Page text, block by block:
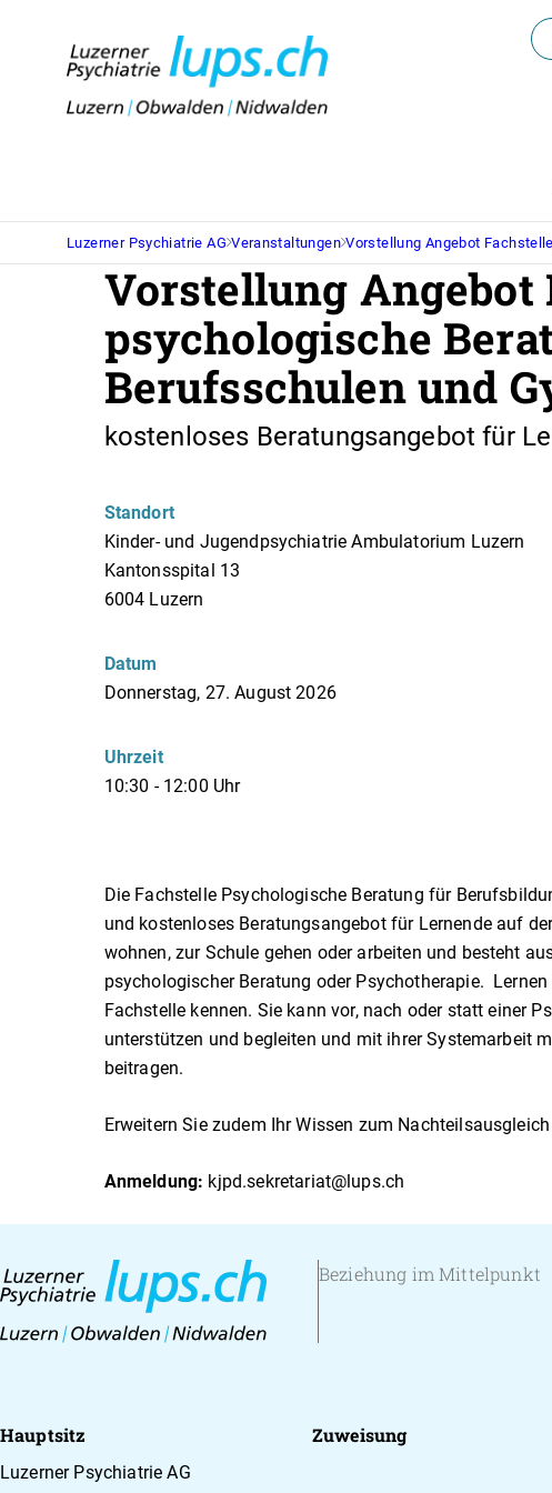
Luzerner Psychiatrie AG Veranstaltungen Vorstellung Angebot
Vorstellung Angebot
psychologische
Berufsschulen und
kostenloses Beratungsangebot für
Standort
Kinder- und Jugendpsychiatrie Ambulatorium Luzern
Kantonsspital 13
6004 Luzern
Datum
Donnerstag, 27. August 2026
Uhrzeit
10:30 - 12:00 Uhr
Die Fachstelle Psychologische Beratung für
und kostenloses Beratungsangebot für Lernende auf
wohnen, zur Schule gehen oder arbeiten und besteht
psychologischer Beratung oder Psychotherapie.
Fachstelle kennen. Sie kann vor, nach oder statt einer
unterstützen und begleiten und mit ihrer Systemarbeit
beitragen.
Erweitern Sie zudem Ihr Wissen zum
Anmeldung: kjpd.sekretariat@lups.ch
Beziehung im Mittelpunkt
Hauptsitz
Luzerner Psychiatrie AG
Zuweisung